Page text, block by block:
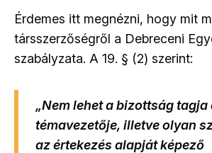
Érdemes itt megnézni, hogy mit
társszerzőségről a Debreceni
szabályzata. A 19. § (2) szerint:
„Nem lehet a bizottság tagja
témavezetője, illetve olyan
az értekezés alapját képező